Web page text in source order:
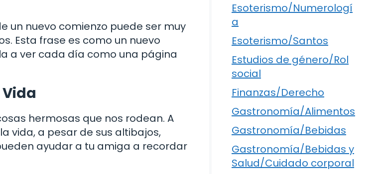
un nuevo comienzo puede ser muy
Esta frase es como un nuevo
a ver cada día como una página
hermosas que nos rodean. A
vida, a pesar de sus altibajos,
ayudar a tu amiga a recordar
Esoterismo/Numerologí
a
Esoterismo/Santos
Estudios de género/Rol
social
Finanzas/Derecho
Gastronomía/Alimentos
Gastronomía/Bebidas
Gastronomía/Bebidas y
Salud/Cuidado corporal